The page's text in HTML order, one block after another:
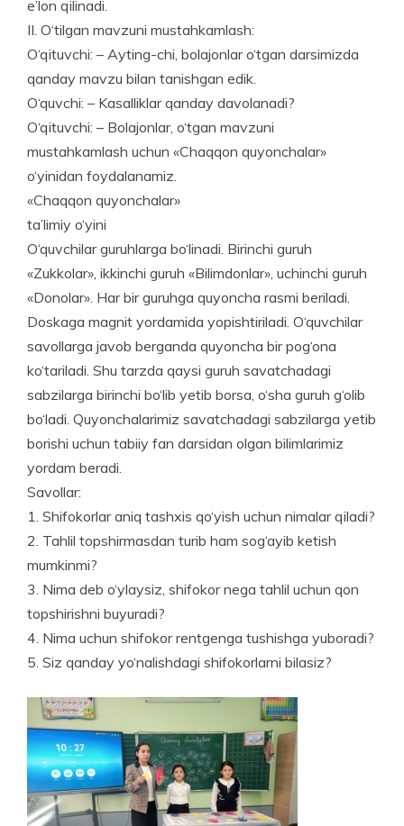
e’lon qilinadi.
II. O‘tilgan mavzuni mustah­kam­lash:
O‘qituvchi: – Ayting-chi, bolajonlar o‘tgan darsimizda
qanday mavzu bilan tanishgan edik.
O‘quvchi: – Kasalliklar qanday davolanadi?
O‘qituvchi: – Bolajonlar, o‘tgan mavzuni
mustahkamlash uchun «Chaqqon quyonchalar»
o‘yinidan foydalanamiz.
«Chaqqon quyonchalar»
ta’li­miy o‘yini
O‘quvchilar guruhlarga bo‘linadi. Birinchi guruh
«Zukkolar», ikkinchi guruh «Bilimdonlar», uchinchi guruh
«Donolar». Har bir guruhga quyoncha rasmi beriladi.
Doskaga magnit yordamida yopishtiriladi. O‘quvchilar
savollarga javob berganda qu­yoncha bir pog‘ona
ko‘tariladi. Shu tarzda qaysi guruh savatchadagi
sabzilarga birinchi bo‘lib yetib borsa, o‘sha guruh g‘olib
bo‘ladi. Quyonchalarimiz savatchadagi sabzilarga yetib
borishi uchun tabiiy fan darsidan olgan bilimlarimiz
yordam beradi.
Savollar:
1. Shifokorlar aniq tashxis qo‘yish uchun nimalar qiladi?
2. Tahlil topshirmasdan turib ham sog‘ayib ketish
mumkinmi?
3. Nima deb o‘ylaysiz, shifokor nega tahlil uchun qon
topshirishni buyuradi?
4. Nima uchun shifokor rentgenga tushishga yuboradi?
5. Siz qanday yo‘nalishdagi shifokorlarni bilasiz?